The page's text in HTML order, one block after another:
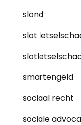
slond
slot
smartengeld
sociaal recht
sociale